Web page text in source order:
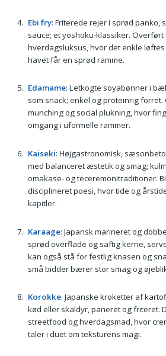
Ebi fry: Friterede rejer i sprød panko,
sauce; et yoshoku-klassiker. Overført
hverdagsluksus, hvor det enkle
havet får en sprød ramme.
Edamame: Letkogte soyabønner i
som snack; enkel og proteinrig
munching og social plukning, hvor
omgang i uformelle rammer.
Kaiseki: Højgastronomisk,
med balanceret æstetik og smag;
omakase- og teceremonitraditioner.
disciplineret poesi, hvor tide og
kapitler.
Karaage: Japansk marineret og
sprød overflade og saftig kerne,
kan også stå for festlig knasen og
små bidder bærer stor smag og
Korokke: Japanske kroketter af
kød eller skaldyr, paneret og friteret.
streetfood og hverdagsmad, hvor
taler i duet om teksturens magi.